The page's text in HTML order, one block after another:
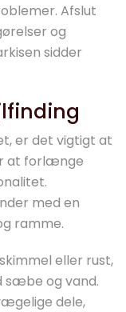
Afslut
og
sidder
er det vigtigt at
at forlænge
med en
ramme.
eller rust,
og vand.
dele,